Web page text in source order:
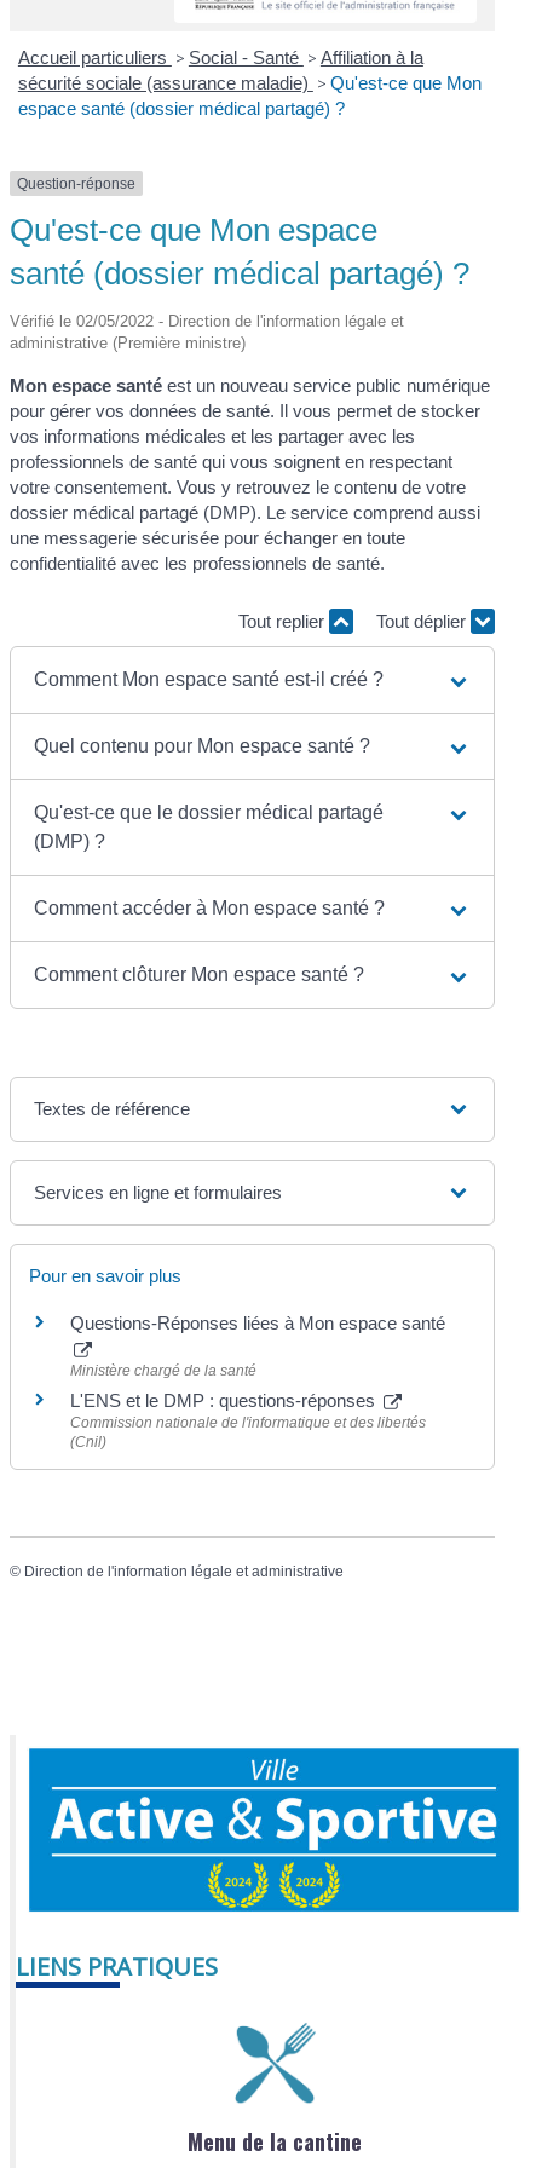
Accueil particuliers > Social - Santé > Affiliation à la
sécurité sociale (assurance maladie) > Qu'est-ce que Mon
espace santé (dossier médical partagé) ?
Question-réponse
Qu'est-ce que Mon espace
santé (dossier médical partagé) ?
Vérifié le 02/05/2022 - Direction de l'information légale et
administrative (Première ministre)
Mon espace santé est un nouveau service public numérique
pour gérer vos données de santé. Il vous permet de stocker
vos informations médicales et les partager avec les
professionnels de santé qui vous soignent en respectant
votre consentement. Vous y retrouvez le contenu de votre
dossier médical partagé (DMP). Le service comprend aussi
une messagerie sécurisée pour échanger en toute
confidentialité avec les professionnels de santé.
Tout replier Tout déplier
Comment Mon espace santé est-il créé ?
Quel contenu pour Mon espace santé ?
Qu'est-ce que le dossier médical partagé
(DMP) ?
Comment accéder à Mon espace santé ?
Comment clôturer Mon espace santé ?
Textes de référence
Services en ligne et formulaires
Pour en savoir plus
Questions-Réponses liées à Mon espace santé
Ministère chargé de la santé
L'ENS et le DMP : questions-réponses
Commission nationale de l'informatique et des libertés
(Cnil)
© Direction de l'information légale et administrative
LIENS PRATIQUES
Menu de la cantine